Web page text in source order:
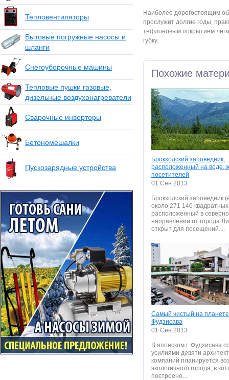
Тепловентиляторы
Бытовые погружные насосы и
шланги
Снегоуборочные машины
Тепловые пушки газовые,
дизельные воздухонагреватели
Сварочные инверторы
Бетономешалки
Пускозарядные устройства
Наиболее дорогостоящим
прослужит долгие годы,
тефлоновым покрытием
губку.
Похожие
Брокхолский заповедник,
расположенный на воде,
посетителей
01 Сен 2013
Брокхолский заповедник
около 271 140
расположенный в
направлении от города
открыт для посещений....
Самый чистый на планете
Фудзисава
01 Сен 2013
В японском г. Фудзисава
усилиями девяти
компаний планируется
экологичного города, в
построено...